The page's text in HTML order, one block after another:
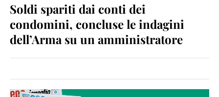
Soldi spariti dai conti dei
condomini, concluse le indagini
dell’Arma su un amministratore